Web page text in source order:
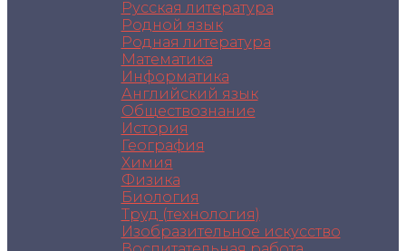
Русская литература
Родной язык
Родная литература
Математика
Информатика
Английский язык
Обществознание
История
География
Химия
Физика
Биология
Труд (технология)
Изобразительное искусство